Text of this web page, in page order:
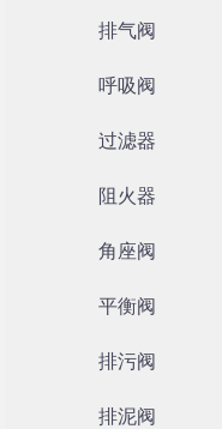
排气阀
呼吸阀
过滤器
阻火器
角座阀
平衡阀
排污阀
排泥阀